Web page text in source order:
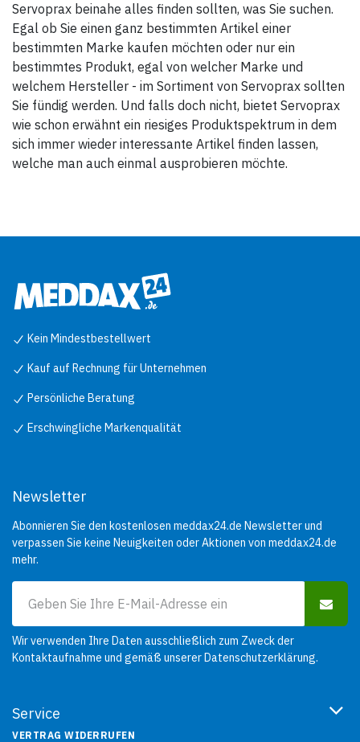
Servoprax beinahe alles finden sollten, was Sie suchen.
Egal ob Sie einen ganz bestimmten Artikel einer
bestimmten Marke kaufen möchten oder nur ein
bestimmtes Produkt, egal von welcher Marke und
welchem Hersteller - im Sortiment von Servoprax sollten
Sie fündig werden. Und falls doch nicht, bietet Servoprax
wie schon erwähnt ein riesiges Produktspektrum in dem
sich immer wieder interessante Artikel finden lassen,
welche man auch einmal ausprobieren möchte.
Kein Mindestbestellwert
Kauf auf Rechnung für Unternehmen
Persönliche Beratung
Erschwingliche Markenqualität
Service
VERTRAG WIDERRUFEN
Newsletter
Abonnieren Sie den kostenlosen meddax24.de Newsletter und
verpassen Sie keine Neuigkeiten oder Aktionen von meddax24.de
mehr.
Wir verwenden Ihre Daten ausschließlich zum Zweck der
Kontaktaufnahme und gemäß unsererDatenschutzerklärung.